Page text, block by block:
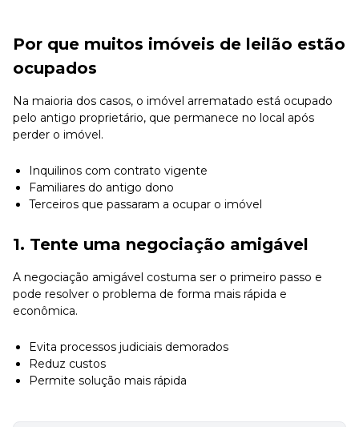
Por que muitos imóveis de leilão estão
ocupados
Na maioria dos casos, o imóvel arrematado está ocupado
pelo antigo proprietário, que permanece no local após
perder o imóvel.
Inquilinos com contrato vigente
Familiares do antigo dono
Terceiros que passaram a ocupar o imóvel
1. Tente uma negociação amigável
A negociação amigável costuma ser o primeiro passo e
pode resolver o problema de forma mais rápida e
econômica.
Evita processos judiciais demorados
Reduz custos
Permite solução mais rápida